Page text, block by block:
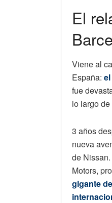
El
Viene al
España:
fue
lo largo
3 años
nueva
de
Motors,
gigante